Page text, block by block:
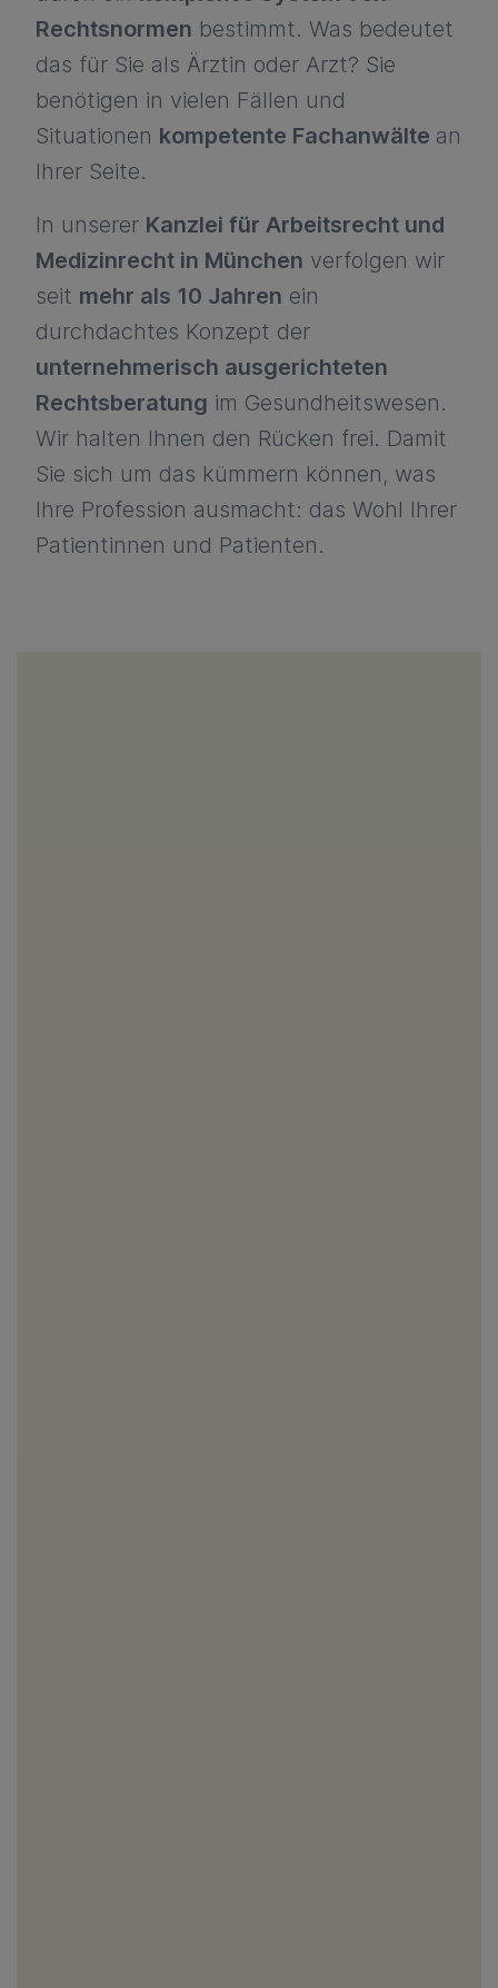
Rechtsnormen bestimmt. Was bedeutet
das für Sie als Ärztin oder Arzt? Sie
benötigen in vielen Fällen und
Situationen kompetente Fachanwälte an
Ihrer Seite.
In unserer Kanzlei für Arbeitsrecht und
Medizinrecht in München verfolgen wir
seit mehr als 10 Jahren ein
durchdachtes Konzept der
unternehmerisch ausgerichteten
Rechtsberatung im Gesundheitswesen.
Wir halten Ihnen den Rücken frei. Damit
Sie sich um das kümmern können, was
Ihre Profession ausmacht: das Wohl Ihrer
Patientinnen und Patienten.